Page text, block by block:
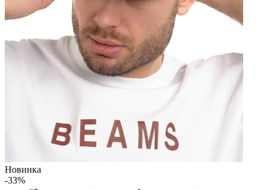
Новинка
-33%